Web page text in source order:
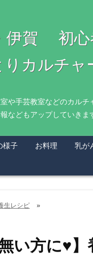
賀 初心
りカルチ
や手芸教室などのカル
などもアップしていきま
様子 お料理 乳が
生レシピ »
い方に♥